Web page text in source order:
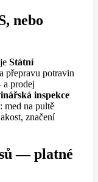
nebo
Státní
přepravu potravin
prodej
inspekce
med na pultě
značení
— platné